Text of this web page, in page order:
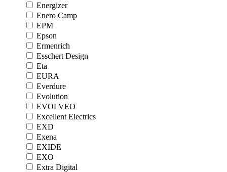
Energizer
Enero Camp
EPM
Epson
Ermenrich
Esschert Design
Eta
EURA
Everdure
Evolution
EVOLVEO
Excellent Electrics
EXD
Exena
EXIDE
EXO
Extra Digital